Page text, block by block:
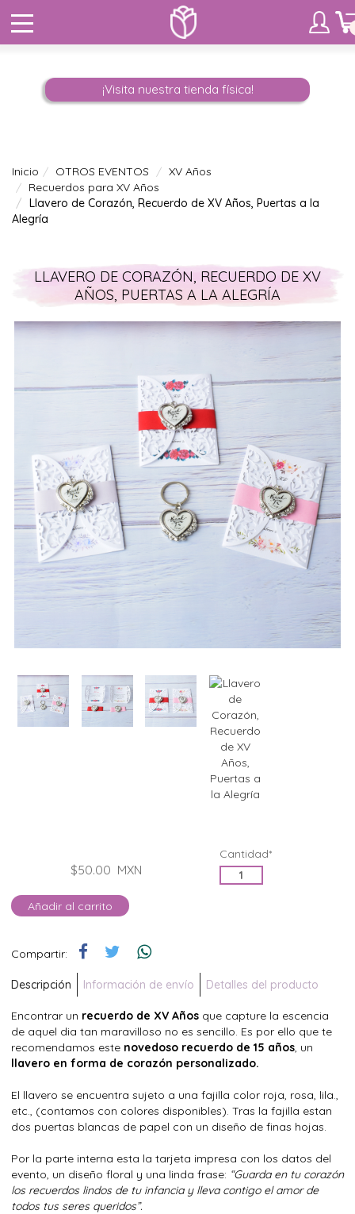
¡Visita nuestra tienda física!
Inicio OTROS EVENTOS
XV Años
Recuerdos para XV Años
Llavero de Corazón, Recuerdo de XV Años, Puertas a la
Alegría
LLAVERO DE CORAZÓN, RECUERDO DE XV
AÑOS, PUERTAS A LA ALEGRÍA
$50.00 MXN
Cantidad*
Añadir al carrito
Compartir:
Descripción Información de envío Detalles del producto
Encontrar un recuerdo de XV Años que capture la escencia
de aquel dia tan maravilloso no es sencillo. Es por ello que te
recomendamos este novedoso recuerdo de 15 años, un
llavero en forma de corazón personalizado.
El llavero se encuentra sujeto a una fajilla color roja, rosa, lila.,
etc., (contamos con colores disponibles). Tras la fajilla estan
dos puertas blancas de papel con un diseño de finas hojas.
Por la parte interna esta la tarjeta impresa con los datos del
evento, un diseño floral y una linda frase: “Guarda en tu corazón
los recuerdos lindos de tu infancia y lleva contigo el amor de
todos tus seres queridos”.